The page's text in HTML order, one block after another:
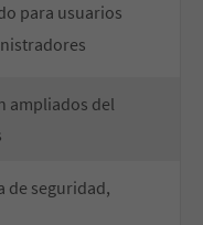
para usuarios
ampliados del
de seguridad,